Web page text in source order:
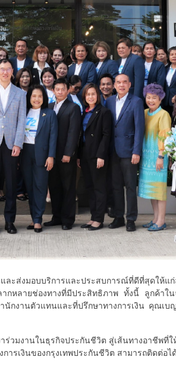
อบบริการและประสบการณ์ที่ดีที่สุดให้แก่ลู
กหลายช่องทางที่มีประสิทธิภาพ ทั้งนี้ ลูกค้าใ
นักงานตัวแทนและที่ปรึกษาทางการเงิน คุณเ
มงานในธุรกิจประกันชีวิต สู่เส้นทางอาชีพที่ใ
ารเงินของกรุงเทพประกันชีวิต สามารถติดต่อไ